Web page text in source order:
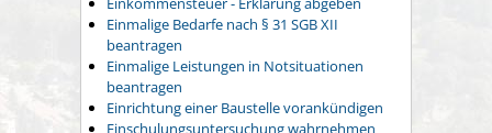
Einmalige Bedarfe nach § 31 SGB XII
beantragen
Einmalige Leistungen in Notsituationen
beantragen
Einrichtung einer Baustelle vorankündigen
Einschulungsuntersuchung wahrnehmen